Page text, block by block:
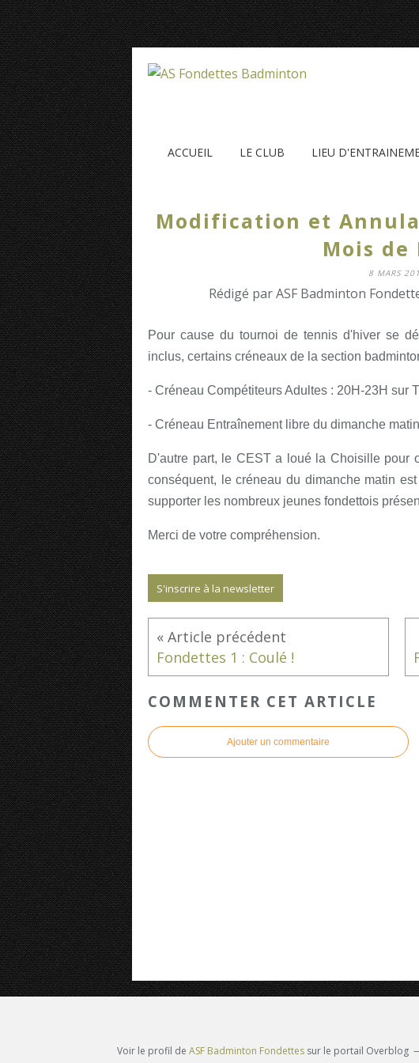
ACCUEIL LE CLUB LIEU
Modification et
Mois de
8 MARS
Rédigé par ASF Badminton
Pour cause du tournoi de tennis d'hiver se
inclus, certains créneaux de la section
- Créneau Compétiteurs Adultes : 20H-23H sur
- Créneau Entraînement libre du dimanche
D'autre part, le CEST a loué la Choisille pour
conséquent, le créneau du dimanche matin
supporter les nombreux jeunes fondettois
Merci de votre compréhension.
S'inscrire à la newsletter
Fondettes 1 : Coulé !
COMMENTER CET ARTICLE
Ajouter un commentaire
Voir le profil de ASF Badminton Fondettes sur le portail Overblog